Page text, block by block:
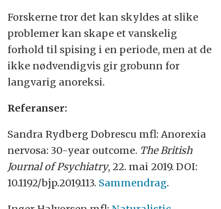
Forskerne tror det kan skyldes at slike
problemer kan skape et vanskelig
forhold til spising i en periode, men at de
ikke nødvendigvis gir grobunn for
langvarig anoreksi.
Referanser:
Sandra Rydberg Dobrescu mfl: Anorexia
nervosa: 30-year outcome. The British
Journal of Psychiatry, 22. mai 2019. DOI:
10.1192/bjp.2019.113. Sammendrag.